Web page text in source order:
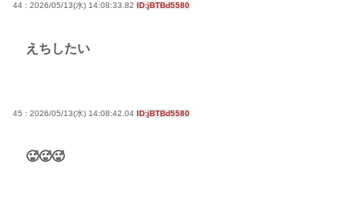
44 : 2026/05/13(水) 14:08:33.82 ID:jBTBd5580
えちしたい
45 : 2026/05/13(水) 14:08:42.04 ID:jBTBd5580
🥵🥵🥵